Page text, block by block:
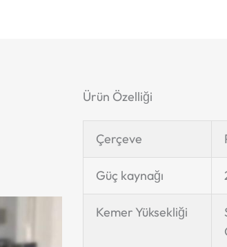
Ürün Özelliği
Çerçeve
Güç kaynağı
Kemer Yüksekliği